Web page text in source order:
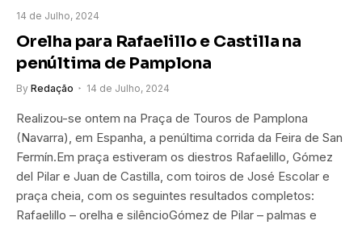
14 de Julho, 2024
Orelha para Rafaelillo e Castilla na
penúltima de Pamplona
By Redação 14 de Julho, 2024
Realizou-se ontem na Praça de Touros de Pamplona
(Navarra), em Espanha, a penúltima corrida da Feira de San
Fermín.Em praça estiveram os diestros Rafaelillo, Gómez
del Pilar e Juan de Castilla, com toiros de José Escolar e
praça cheia, com os seguintes resultados completos:
Rafaelillo – orelha e silêncioGómez de Pilar – palmas e